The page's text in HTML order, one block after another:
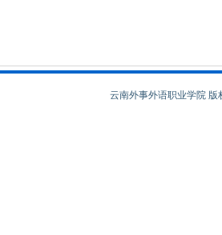
云南外事外语职业学院